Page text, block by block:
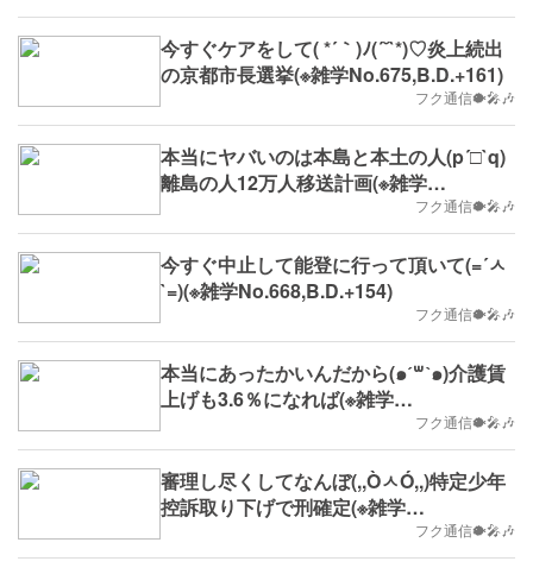
今すぐケアをして( *´｀)ﾉ(´˘`*)♡炎上続出
の京都市長選挙(※雑学No.675,B.D.+161)
フク通信🐡🎤🎶
本当にヤバいのは本島と本土の人(p´□`q)
離島の人12万人移送計画(※雑学
フク通信🐡🎤🎶
今すぐ中止して能登に行って頂いて(=´ㅅ
`=)(※雑学No.668,B.D.+154)
フク通信🐡🎤🎶
本当にあったかいんだから(๑ˊ꒳​ˋ๑)介護賃
上げも3.6％になれば(※雑学
No.667,2024/2/5(月)～,B.D.+153)フク通信🐡🎤🎶
審理し尽くしてなんぼ(,,ÒㅅÓ,,)特定少年
控訴取り下げで刑確定(※雑学
フク通信🐡🎤🎶